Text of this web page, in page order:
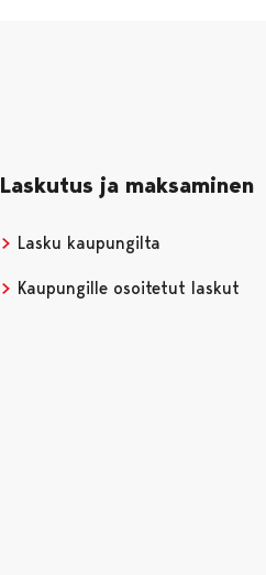
Laskutus ja maksaminen
Lasku kaupungilta
Kaupungille osoitetut laskut